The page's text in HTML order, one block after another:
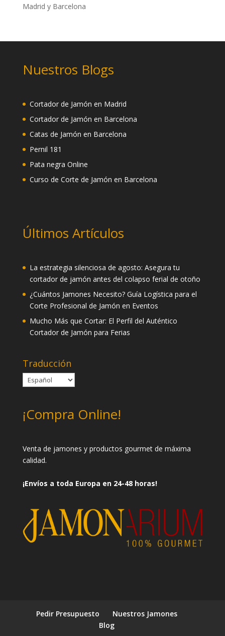
Madrid y Barcelona
Nuestros Blogs
Cortador de Jamón en Madrid
Cortador de Jamón en Barcelona
Catas de Jamón en Barcelona
Pernil 181
Pata negra Online
Curso de Corte de Jamón en Barcelona
Últimos Artículos
La estrategia silenciosa de agosto: Asegura tu
cortador de jamón antes del colapso ferial de otoño
¿Cuántos Jamones Necesito? Guía Logística para el
Corte Profesional de Jamón en Eventos
Mucho Más que Cortar: El Perfil del Auténtico
Cortador de Jamón para Ferias
Traducción
¡Compra Online!
Venta de jamones y productos gourmet de máxima
calidad.
¡Envíos a toda Europa en 24-48 horas!
Pedir Presupuesto
Nuestros Jamones
Blog